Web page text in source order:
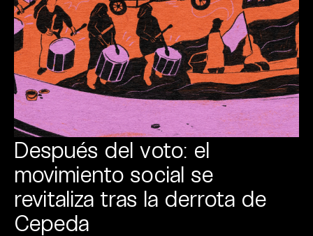
Después del voto: el
movimiento social se
revitaliza tras la derrota de
Cepeda